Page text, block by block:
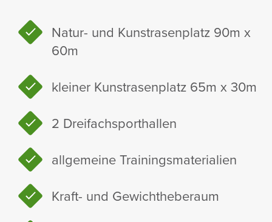
Natur- und Kunst­ra­sen­platz 90m x
60m
kleiner Kunst­ra­sen­platz 65m x 30m
2 Drei­fach­sport­hallen
allge­meine Trai­nings­ma­te­ria­lien
Kraft- und Gewicht­he­be­raum